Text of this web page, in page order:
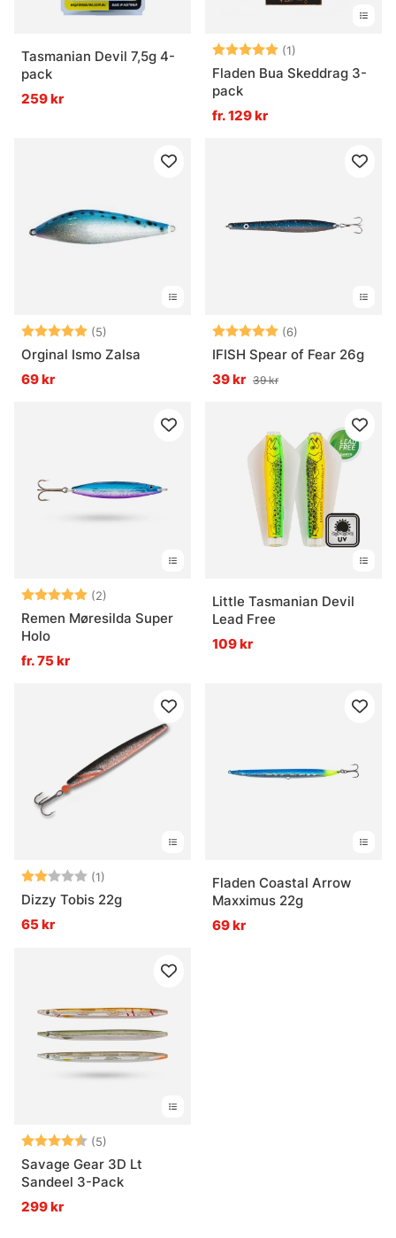
Tasmanian Devil 7,5g 4-
pack
259 kr
Betyg: (1)
Fladen Bua Skeddrag 3-
pack
fr. 129 kr
Betyg: (5)
5.0 utav 5 stjärnor
Orginal Ismo Zalsa
69 kr
Betyg: (6)
IFISH Spear of Fear 26g
39 kr 39 kr
Betyg: (2)
5.0 utav 5 stjärnor
Remen Møresilda Super
Holo
fr. 75 kr
Little Tasmanian Devil
Lead Free
109 kr
Betyg: (1)
2.0 utav 5 stjärnor
Dizzy Tobis 22g
65 kr
Fladen Coastal Arrow
Maxximus 22g
69 kr
Betyg: (5)
Savage Gear 3D Lt
Sandeel 3-Pack
299 kr